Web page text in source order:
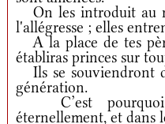
On les introduit au
l'allégresse ; elles
A la place de tes
établiras princes sur
Ils se souviendront
génération.
C’est pourquoi
éternellement, et dans